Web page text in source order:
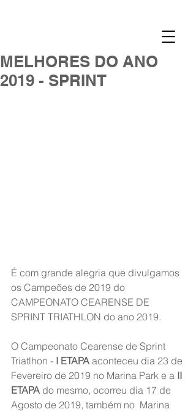
MELHORES DO ANO
2019 - SPRINT
É com grande alegria que divulgamos
os Campeões de 2019 do
CAMPEONATO CEARENSE DE
SPRINT TRIATHLON do ano 2019.
O Campeonato Cearense de Sprint
Triatlhon - I ETAPA aconteceu dia 23 de
Fevereiro de 2019 no Marina Park e a II
ETAPA do mesmo, ocorreu dia 17 de
Agosto de 2019, também no  Marina